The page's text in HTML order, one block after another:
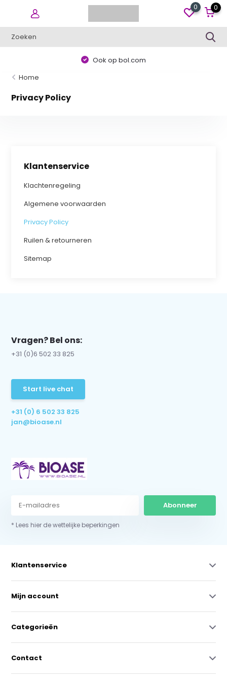
0 0
Ook op bol.com
Home
Klantenservice
Klachtenregeling
Algemene voorwaarden
Privacy Policy
Ruilen & retourneren
Sitemap
Privacy Policy
Vragen? Bel ons:
+31 (0)6 502 33 825
Start live chat
+31 (0) 6 502 33 825
jan@bioase.nl
Abonneer
* Lees hier de wettelijke beperkingen
Klantenservice
Mijn account
Categorieën
Contact